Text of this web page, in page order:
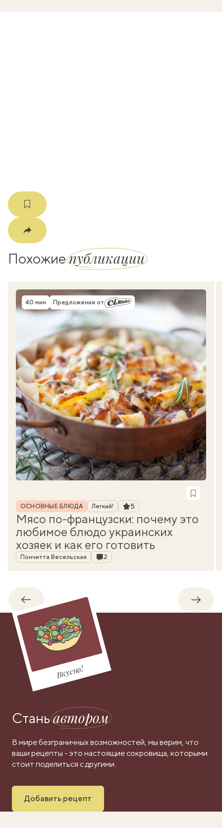
Похожиепубликации
Время приготовления
40 мин Предложения от
Рубрика
ОСНОВНЫЕ БЛЮДА Легкий! Рейтинг
5
Мясо по-французски: почему это
любимое блюдо украинских
хозяек и как его готовить
Автор
Пончитта Весельская Комментарии
2
Обратно
Вкусно!
Станьавтором
В мире безграничных возможностей, мы верим, что
ваши рецепты - это настоящие сокровища, которыми
стоит поделиться с другими.
Добавить рецепт